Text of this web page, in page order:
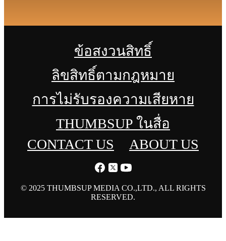
ข้อสงวนสิทธิ์
ลิขสิทธิ์ตามกฎหมาย
การไม่รับรองความเสียหาย
THUMBSUP ในสื่อ
CONTACT US
ABOUT US
© 2025 THUMBSUP MEDIA CO.,LTD., ALL RIGHTS
RESERVED.